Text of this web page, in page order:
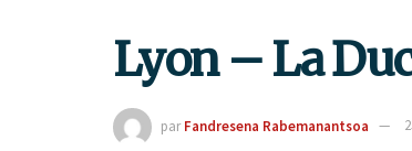
Lyon – La
par Fandresena Rabemanantsoa